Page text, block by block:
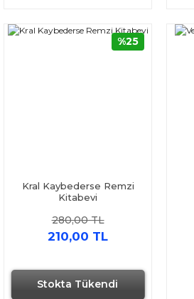
Stokta Tükendi
Kral Kaybederse Remzi
Kitabevi
280,00 TL
210,00 TL
%25
Hızlı Gönderi